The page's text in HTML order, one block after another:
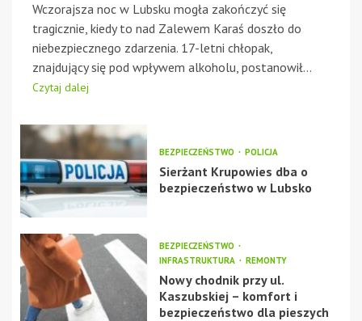
Wczorajsza noc w Lubsku mogła zakończyć się
tragicznie, kiedy to nad Zalewem Karaś doszło do
niebezpiecznego zdarzenia. 17-letni chłopak,
znajdujący się pod wpływem alkoholu, postanowił...
Czytaj dalej
BEZPIECZEŃSTWO POLICJA
Sierżant Krupowies dba o
bezpieczeństwo w Lubsko
BEZPIECZEŃSTWO
INFRASTRUKTURA
REMONTY
Nowy chodnik przy ul.
Kaszubskiej – komfort i
bezpieczeństwo dla pieszych